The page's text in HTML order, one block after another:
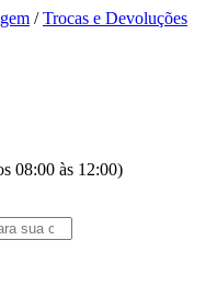
/Trocas e Devoluções
08:00 às 12:00)